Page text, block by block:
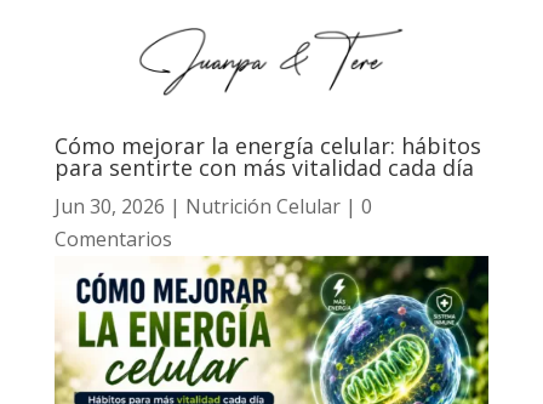
Cómo mejorar la energía celular: hábitos
para sentirte con más vitalidad cada día
Jun 30, 2026 | Nutrición Celular| 0
Comentarios